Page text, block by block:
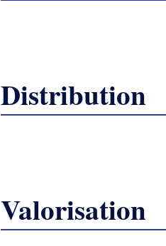
Distribution
Valorisation